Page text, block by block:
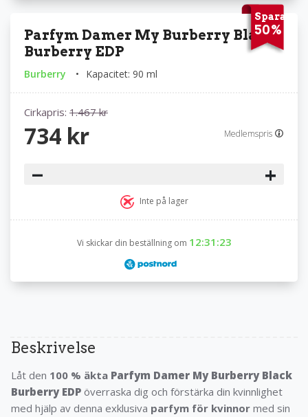
Spara
50%
Parfym Damer My Burberry Black
Burberry EDP
Burberry Kapacitet: 90 ml
Cirkapris: 1.467 kr
Medlemspris
734 kr
− +
Inte på lager
Vi skickar din beställning om 12:31:23
Beskrivelse
Låt den 100 % äkta Parfym Damer My Burberry Black
Burberry EDP överraska dig och förstärka din kvinnlighet
med hjälp av denna exklusiva parfym för kvinnor med sin